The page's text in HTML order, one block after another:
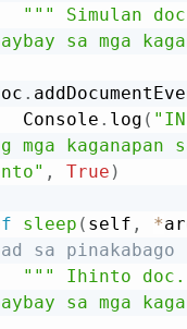
""" Simulan
sa mga
.
        Console
. log (
mga kaganapan
, True )
sleep ( self , *
sa
""" Ihinto doc.
sa mga